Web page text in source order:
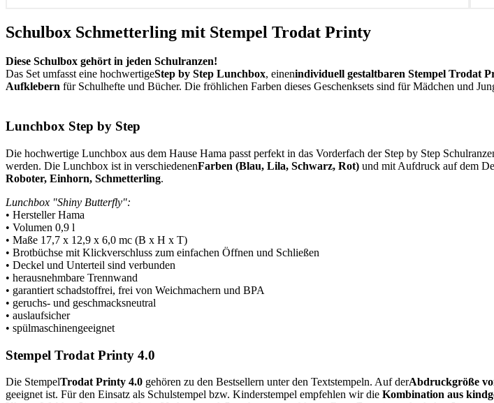
Schulbox Schmetterling mit Stempel Trodat Printy
Diese Schulbox gehört in jeden Schulranzen!
Das Set umfasst eine hochwertigeStep by Step Lunchbox, einenindividuell gestaltbaren Stempel Trodat
Aufklebern für Schulhefte und Bücher. Die fröhlichen Farben dieses Geschenksets sind für Mädchen und
Lunchbox Step by Step
Die hochwertige Lunchbox aus dem Hause Hama passt perfekt in das Vorderfach der Step by Step
werden. Die Lunchbox ist in verschiedenenFarben (Blau, Lila, Schwarz, Rot) und mit Aufdruck auf dem
Roboter, Einhorn, Schmetterling.
Lunchbox "Shiny Butterfly":
• Hersteller Hama
• Volumen 0,9 l
• Maße 17,7 x 12,9 x 6,0 mc (B x H x T)
• Brotbüchse mit Klickverschluss zum einfachen Öffnen und Schließen
• Deckel und Unterteil sind verbunden
• herausnehmbare Trennwand
• garantiert schadstoffrei, frei von Weichmachern und BPA
• geruchs- und geschmacksneutral
• auslaufsicher
• spülmaschinengeeignet
Stempel Trodat Printy 4.0
Die StempelTrodat Printy 4.0 gehören zu den Bestsellern unter den Textstempeln. Auf derAbdruckgröße
geeignet ist. Für den Einsatz als Schulstempel bzw. Kinderstempel empfehlen wir die Kombination aus